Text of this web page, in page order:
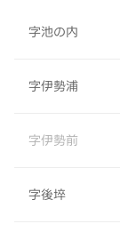
字池の内
字伊勢浦
字伊勢前
字後埣